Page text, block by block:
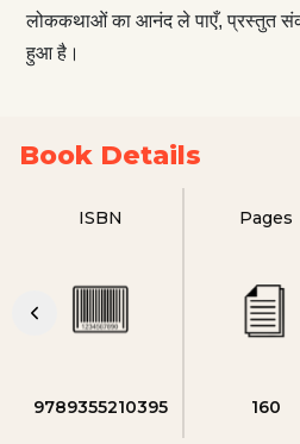
लोककथाओं का आनंद ले पाएँ, प्रस्तुत
हुआ है।
Book Details
ISBN
9789355210395
Pages
160